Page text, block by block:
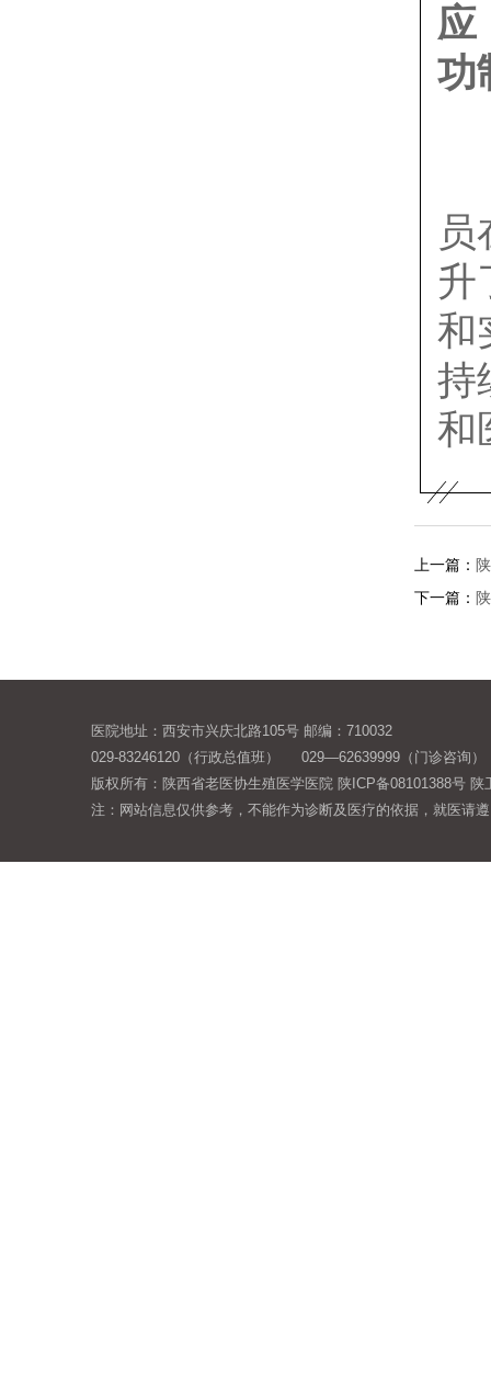
应
功
升
和
持
和
上一篇：
下一篇：
医院地址：西安市兴庆北路105号 邮编：710032
029-83246120（行政总值班） 029—62639999（门诊咨询）
版权所有：陕西省老医协生殖医学医院 陕ICP备08101388号 陕
注：网站信息仅供参考，不能作为诊断及医疗的依据，就医请